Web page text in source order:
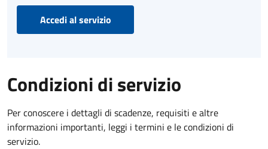
Accedi al servizio
Condizioni di servizio
Per conoscere i dettagli di scadenze, requisiti e altre
informazioni importanti, leggi i termini e le condizioni di
servizio.